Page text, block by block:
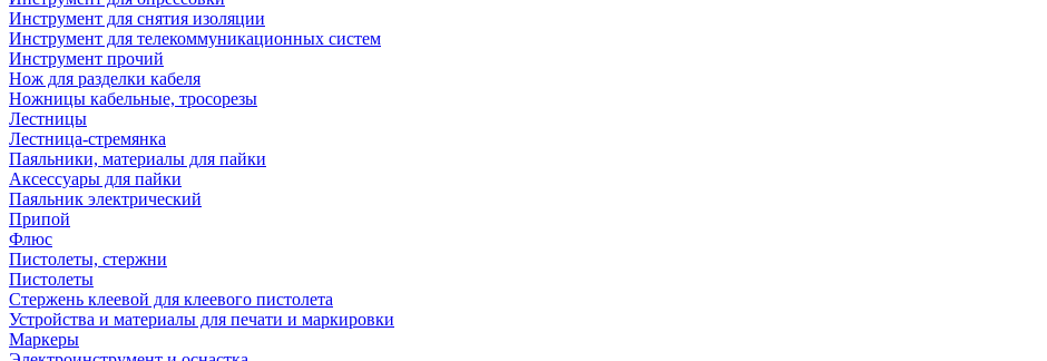
Инструмент для снятия изоляции
Инструмент для телекоммуникационных систем
Инструмент прочий
Нож для разделки кабеля
Ножницы кабельные, тросорезы
Лестницы
Лестница-стремянка
Паяльники, материалы для пайки
Аксессуары для пайки
Паяльник электрический
Припой
Флюс
Пистолеты, стержни
Пистолеты
Стержень клеевой для клеевого пистолета
Устройства и материалы для печати и маркировки
Маркеры